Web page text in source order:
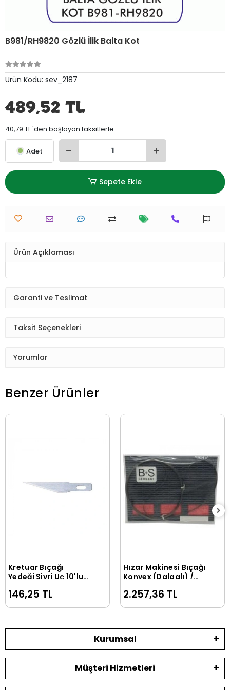
B981/RH9820 Gözlü İlik Balta Kot
Ürün Kodu: sev_2187
489,52 TL
40,79 TL 'den başlayan taksitlerle
Adet
Sepete Ekle
Ürün Açıklaması
Garanti ve Teslimat
Taksit Seçenekleri
Yorumlar
Benzer Ürünler
Sepete Ekle
Kretuar Bıçağı
Yedeği Sivri Uç 10'lu
146,25 TL
Sepete Ekle
Hızar Makinesi Bıçağı
Konvex (Dalgalı) /
2.257,36 TL
Kurumsal
Müşteri Hizmetleri